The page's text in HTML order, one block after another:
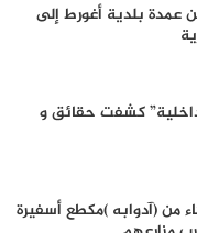
عمدة بلدية أغورط إلى
كشفت حقائق و
من (آدوابه )مكطع أسفيرة